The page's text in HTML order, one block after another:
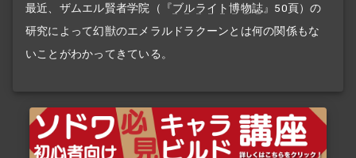
最近、ザムエル賢者学院（『ブルライト博物誌』50頁）の
研究によって幻獣のエメラルドラクーンとは何の関係もな
いことがわかってきている。